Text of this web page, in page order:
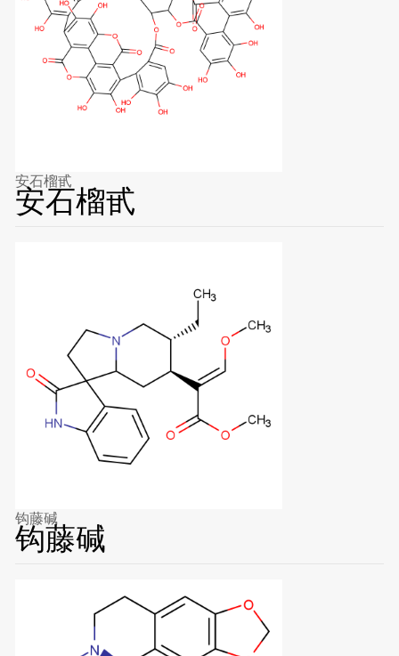
安石榴甙
安石榴甙
钩藤碱
钩藤碱